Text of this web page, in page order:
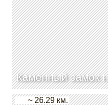
Каменный замок
~ 26.29 км.